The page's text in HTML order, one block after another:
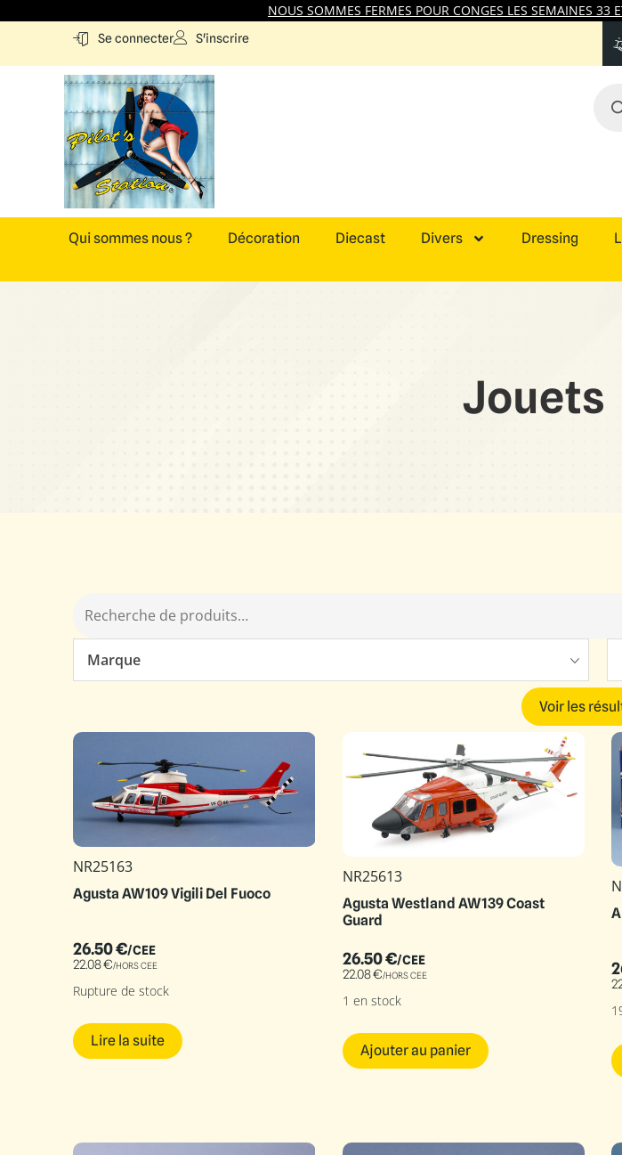
NOUS SOMMES FERMES POUR CONGES LES SEMAINES 33
Se connecter S'inscrire
Qui sommes nous ? Décoration Diecast Divers Dressing
Jouets
Marque
Voir les
NR25163
Agusta AW109 Vigili Del Fuoco
26.50€/CEE
22.08€/HORS CEE
Rupture de stock
Lire la suite
NR25613
Agusta Westland AW139 Coast
Guard
26.50€/CEE
22.08€/HORS CEE
1 en stock
Ajouter au panier